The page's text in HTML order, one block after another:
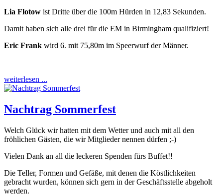
Lia Flotow ist Dritte über die 100m Hürden in 12,83 Sekunden.
Damit haben sich alle drei für die EM in Birmingham qualifiziert!
Eric Frank wird 6. mit 75,80m im Speerwurf der Männer.
weiterlesen ...
Nachtrag Sommerfest
Welch Glück wir hatten mit dem Wetter und auch mit all den
fröhlichen Gästen, die wir Mitglieder nennen dürfen ;-)
Vielen Dank an all die leckeren Spenden fürs Buffet!!
Die Teller, Formen und Gefäße, mit denen die Köstlichkeiten
gebracht wurden, können sich gern in der Geschäftsstelle abgeholt
werden.